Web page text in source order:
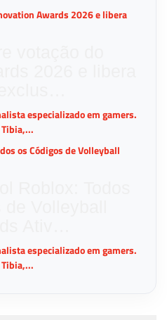
especializado em gamers.
especializado em gamers.